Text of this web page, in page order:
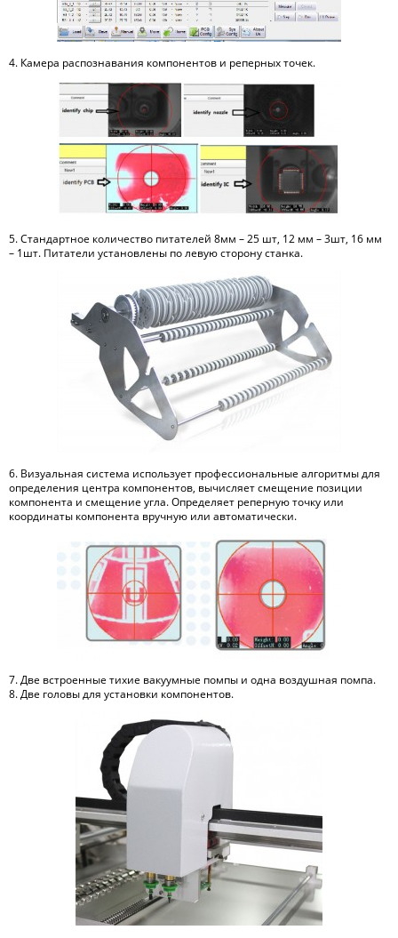
4. Камера распознавания компонентов и реперных точек.
5. Стандартное количество питателей 8мм – 25 шт, 12 мм – 3шт, 16 мм
– 1шт. Питатели установлены по левую сторону станка.
6. Визуальная система использует профессиональные алгоритмы для
определения центра компонентов, вычисляет смещение позиции
компонента и смещение угла. Определяет реперную точку или
координаты компонента вручную или автоматически.
7. Две встроенные тихие вакуумные помпы и одна воздушная помпа.
8. Две головы для установки компонентов.